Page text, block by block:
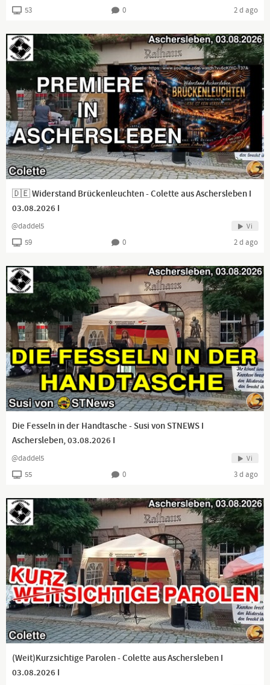
53 0 2 d ago
🇩🇪 Widerstand Brückenleuchten - Colette aus Aschersleben I
03.08.2026 I
@daddel5 Vi
59 0 2 d ago
Die Fesseln in der Handtasche - Susi von STNEWS I
Aschersleben, 03.08.2026 I
@daddel5 Vi
55 0 3 d ago
(Weit)Kurzsichtige Parolen - Colette aus Aschersleben I
03.08.2026 I